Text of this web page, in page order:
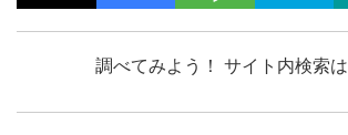
調べてみよう！ サイト内検索